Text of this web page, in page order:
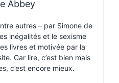
Abbey
autres – par Simone de
inégalités et le sexisme
livres et motivée par la
Car lire, c’est bien mais
c’est encore mieux.